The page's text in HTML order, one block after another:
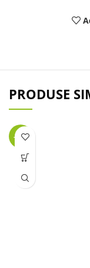
PRODUSE
-28%